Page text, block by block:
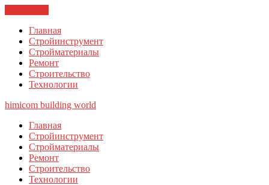
Главная
Стройинструмент
Стройматериалы
Ремонт
Строительство
Технологии
himicom building world
Главная
Стройинструмент
Стройматериалы
Ремонт
Строительство
Технологии